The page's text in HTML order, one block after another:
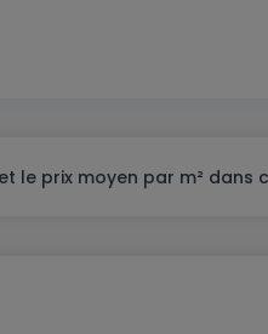
le prix moyen par m² dans